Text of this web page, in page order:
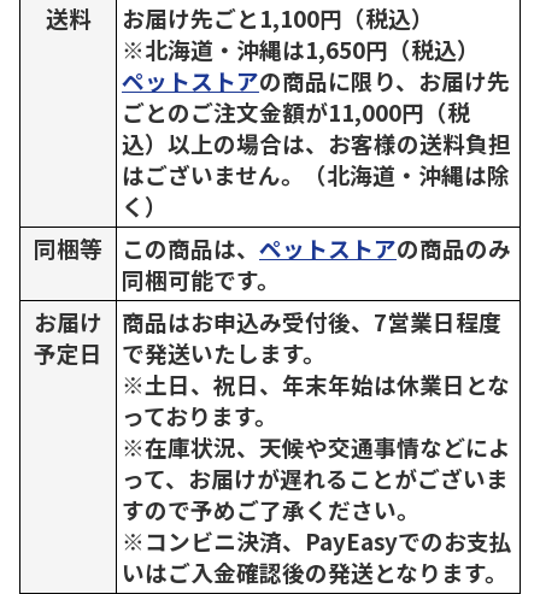
送料
お届け先ごと1,100円（税込）
※北海道・沖縄は1,650円（税込）
ペットストアの商品に限り、お届け先
ごとのご注文金額が11,000円（税
込）以上の場合は、お客様の送料負担
はございません。（北海道・沖縄は除
く）
同梱等
この商品は、 ペットストアの商品のみ
同梱可能です。
お届け
予定日
商品はお申込み受付後、7営業日程度
で発送いたします。
※土日、祝日、年末年始は休業日とな
っております。
※在庫状況、天候や交通事情などによ
って、お届けが遅れることがございま
すので予めご了承ください。
※コンビニ決済、PayEasyでのお支払
いはご入金確認後の発送となります。